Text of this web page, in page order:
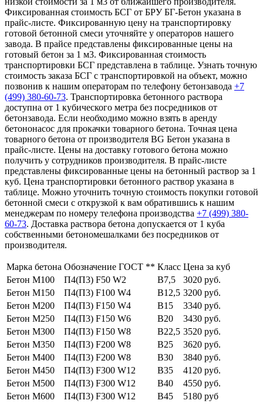
Фиксированная стоимость БСГ от БРУ БГ-Бетон указана в
прайс-листе. Фиксированную цену на транспортировку
готовой бетонной смеси уточняйте у операторов нашего
завода. В прайсе представлены фиксированные цены на
готовый бетон за 1 м3. Фиксированная стоимость
транспортировки БСГ представлена в таблице. Узнать точную
стоимость заказа БСГ с транспортировкой на объект, можно
позвонив к нашим операторам по телефону бетонзавода +7
(499) 380-60-73. Транспортировка бетонного раствора
доступна от 1 кубического метра без посредников от
бетонзавода. Если необходимо можно взять в аренду
бетононасос для прокачки товарного бетона. Точная цена
товарного бетона от производителя BG Бетон указана в
прайс-листе. Цены на доставку готового бетона можно
получить у сотрудников производителя. В прайс-листе
представлены фиксированные цены на бетонный раствор за 1
куб. Цена транспортировки бетонного раствор указана в
таблице. Можно уточнить точную стоимость покупки готовой
бетонной смеси с открузкой к вам обратившись к нашим
менеджерам по номеру телефона производства +7 (499) 380-
60-73. Доставка раствора бетона допускается от 1 куба
собственными бетономешалками без посредников от
производителя.
Марка бетона Обозначение ГОСТ ** Класс Цена за куб
Бетон М100
П4(П3) F50 W2 В7,5
3020 руб.
Бетон М150
П4(П3) F100 W4 В12,5 3200 руб.
Бетон М200
П4(П3) F150 W4 В15
3340 руб.
Бетон М250
П4(П3) F150 W6 В20
3430 руб.
Бетон М300
П4(П3) F150 W8 В22,5 3520 руб.
Бетон М350
П4(П3) F200 W8 В25
3620 руб.
Бетон М400
П4(П3) F200 W8 В30
3840 руб.
Бетон М450
П4(П3) F300 W12 В35
4120 руб.
Бетон М500
П4(П3) F300 W12 В40
4550 руб.
Бетон М600
П4(П3) F300 W12 В45 5180 руб